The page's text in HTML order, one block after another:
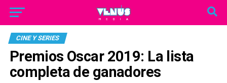
CINE Y SERIES
Premios Oscar 2019: La lista
completa de ganadores